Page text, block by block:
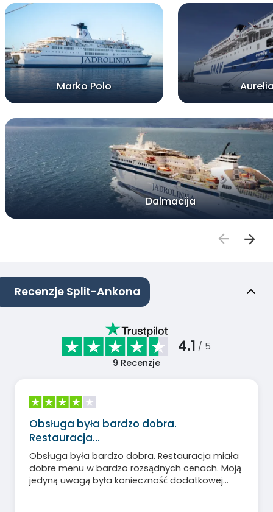
Marko Polo
Dalmacija
Recenzje Split-Ankona
4.1 / 5
9 Recenzje
Obsługa była bardzo dobra.
Restauracja…
Obsługa była bardzo dobra. Restauracja miała
dobre menu w bardzo rozsądnych cenach. Moją
jedyną uwagą była konieczność dodatkowej